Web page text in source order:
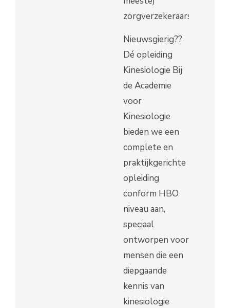
zorgverzekeraars.
Nieuwsgierig??
Dé opleiding
Kinesiologie Bij
de Academie
voor
Kinesiologie
bieden we een
complete en
praktijkgerichte
opleiding
conform HBO
niveau aan,
speciaal
ontworpen voor
mensen die een
diepgaande
kennis van
kinesiologie